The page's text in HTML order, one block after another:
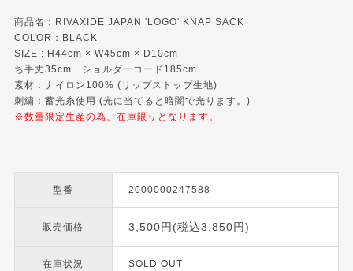
商品名：RIVAXIDE JAPAN 'LOGO' KNAP SACK
COLOR：BLACK
SIZE : H44cm × W45cm × D10cm
ち手丈35cm ショルダーコード185cm
素材：ナイロン100% (リップストップ生地)
刺繍：蓄光糸使用 (光に当てると暗闇で光ります。)
※数量限定生産の為、在庫限りとなります。
型番 2000000247588
販売価格 3,500円(税込3,850円)
在庫状況 SOLD OUT